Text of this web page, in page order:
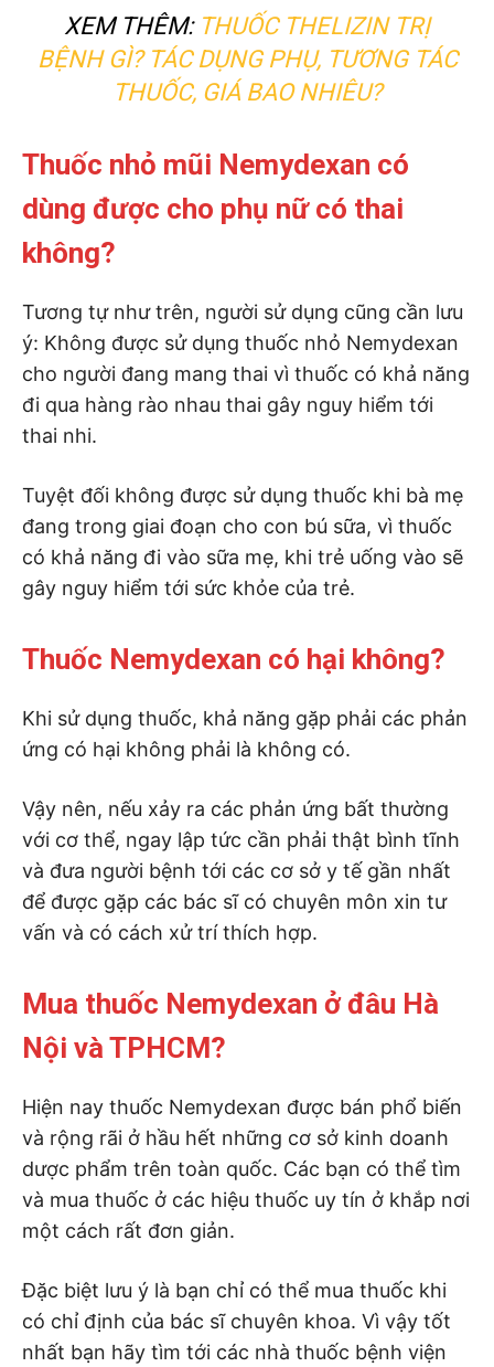
XEM THÊM: THUỐC THELIZIN TRỊ
BỆNH GÌ? TÁC DỤNG PHỤ, TƯƠNG TÁC
THUỐC, GIÁ BAO NHIÊU?
Thuốc nhỏ mũi Nemydexan có
dùng được cho phụ nữ có thai
không?
Tương tự như trên, người sử dụng cũng cần lưu
ý: Không được sử dụng thuốc nhỏ Nemydexan
cho người đang mang thai vì thuốc có khả năng
đi qua hàng rào nhau thai gây nguy hiểm tới
thai nhi.
Tuyệt đối không được sử dụng thuốc khi bà mẹ
đang trong giai đoạn cho con bú sữa, vì thuốc
có khả năng đi vào sữa mẹ, khi trẻ uống vào sẽ
gây nguy hiểm tới sức khỏe của trẻ.
Thuốc Nemydexan có hại không?
Khi sử dụng thuốc, khả năng gặp phải các phản
ứng có hại không phải là không có.
Vậy nên, nếu xảy ra các phản ứng bất thường
với cơ thể, ngay lập tức cần phải thật bình tĩnh
và đưa người bệnh tới các cơ sở y tế gần nhất
để được gặp các bác sĩ có chuyên môn xin tư
vấn và có cách xử trí thích hợp.
Mua thuốc Nemydexan ở đâu Hà
Nội và TPHCM?
Hiện nay thuốc Nemydexan được bán phổ biến
và rộng rãi ở hầu hết những cơ sở kinh doanh
dược phẩm trên toàn quốc. Các bạn có thể tìm
và mua thuốc ở các hiệu thuốc uy tín ở khắp nơi
một cách rất đơn giản.
Đặc biệt lưu ý là bạn chỉ có thể mua thuốc khi
có chỉ định của bác sĩ chuyên khoa. Vì vậy tốt
nhất bạn hãy tìm tới các nhà thuốc bệnh viện